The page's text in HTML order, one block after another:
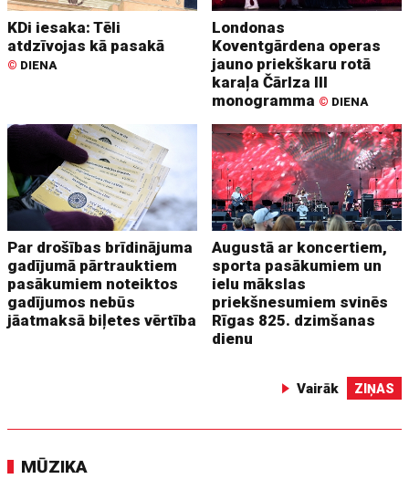
KDi iesaka: Tēli
atdzīvojas kā pasakā
© DIENA
Londonas
Koventgārdena operas
jauno priekškaru rotā
karaļa Čārlza III
monogramma © DIENA
Par drošības brīdinājuma
gadījumā pārtrauktiem
pasākumiem noteiktos
gadījumos nebūs
jāatmaksā biļetes vērtība
Augustā ar koncertiem,
sporta pasākumiem un
ielu mākslas
priekšnesumiem svinēs
Rīgas 825. dzimšanas
dienu
Vairāk ZIŅAS
MŪZIKA